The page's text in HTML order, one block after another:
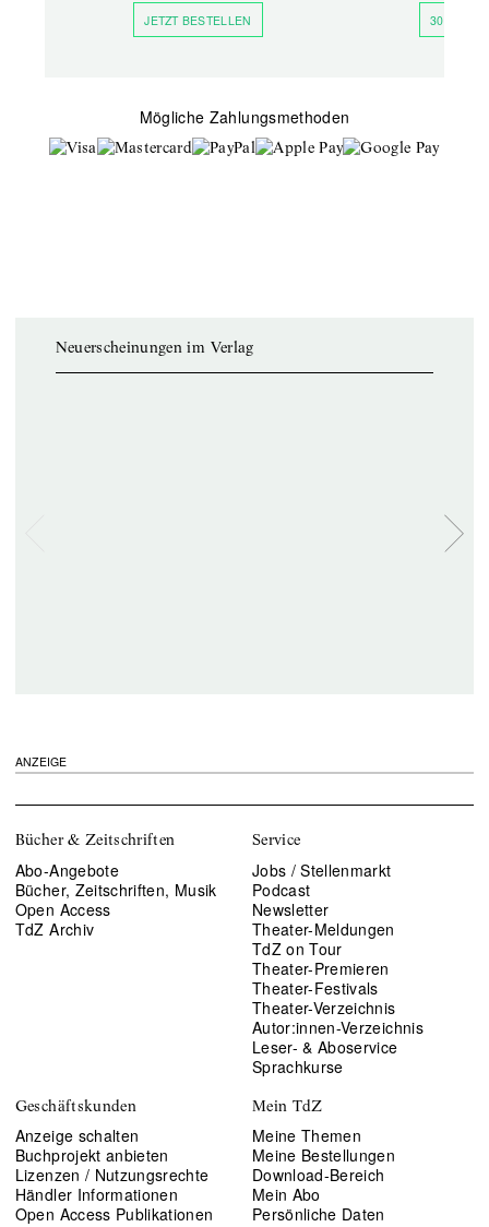
JETZT BESTELLEN 30 TAGE
Mögliche Zahlungsmethoden
Neuerscheinungen im Verlag
ANZEIGE
Bücher & Zeitschriften
Abo-Angebote
Bücher, Zeitschriften, Musik
Open Access
TdZ Archiv
Service
Jobs / Stellenmarkt
Podcast
Newsletter
Theater-Meldungen
TdZ on Tour
Theater-Premieren
Theater-Festivals
Theater-Verzeichnis
Autor:innen-Verzeichnis
Leser- & Aboservice
Sprachkurse
Geschäftskunden
Anzeige schalten
Buchprojekt anbieten
Lizenzen / Nutzungsrechte
Händler Informationen
Open Access Publikationen
Mein TdZ
Meine Themen
Meine Bestellungen
Download-Bereich
Mein Abo
Persönliche Daten